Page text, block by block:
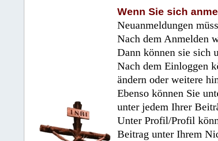
Wenn Sie sich
Neuanmeldungen
Nach dem Anmelden
Dann können sie sich
Nach dem Einloggen
ändern oder weitere
Ebenso können Sie
unter jedem Ihrer
Unter Profil/Profil
Beitrag unter Ihrem